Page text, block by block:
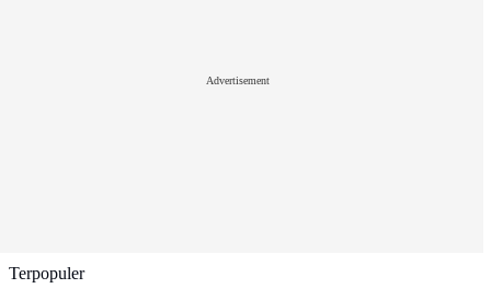
Advertisement
Terpopuler